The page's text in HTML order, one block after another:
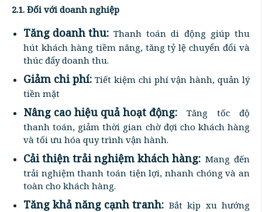
2.1. Đối với doanh nghiệp
Tăng doanh thu: Thanh toán di động giúp thu
hút khách hàng tiềm năng, tăng tỷ lệ chuyển đổi và
thúc đẩy doanh thu.
Giảm chi phí: Tiết kiệm chi phí vận hành, quản lý
tiền mặt
Nâng cao hiệu quả hoạt động: Tăng tốc độ
thanh toán, giảm thời gian chờ đợi cho khách hàng
và tối ưu hóa quy trình vận hành.
Cải thiện trải nghiệm khách hàng: Mang đến
trải nghiệm thanh toán tiện lợi, nhanh chóng và an
toàn cho khách hàng.
Tăng khả năng cạnh tranh: Bắt kịp xu hướng